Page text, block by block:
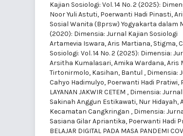
Kajian Sosiologi: Vol. 14 No. 2 (2025):
Noor Yuli Astuti, Poerwanti Hadi Pinasti,
Sosial Wanita (Bprsw) Yogyakarta dalam
(2020): Dimensia: Jurnal Kajian Sosiologi
Artamevia Iswara, Aris Martiana, Stigma,
Sosiologi: Vol. 14 No. 2 (2025): Dimensia:
Arsitha Kumalasari, Amika Wardana, Aris
Tirtonirmolo, Kasihan, Bantul , Dimensia:
Cahyo Hadimulyo, Poerwanti Hadi Pratiwi,
LAYANAN JAKWIR CETEM , Dimensia:
Sakinah Anggun Estikawati, Nur Hidayah,
Kecamatan Cangkringan , Dimensia:
Sasiana Gilar Apriantika, Poerwanti Hadi
BELAJAR DIGITAL PADA MASA PANDEMI